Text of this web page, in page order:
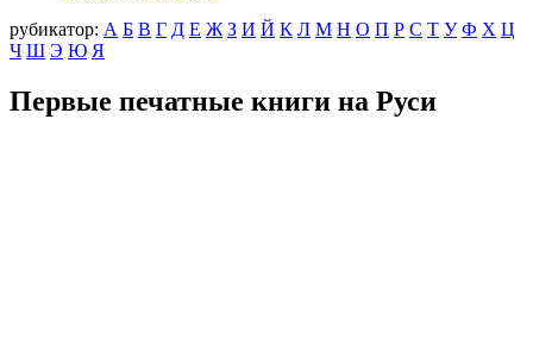
рубикатор: А Б В Г Д Е Ж З И Й К Л М Н О П Р С Т У Ф X Ц
Ч Ш Э Ю Я
Первые печатные книги на Руси